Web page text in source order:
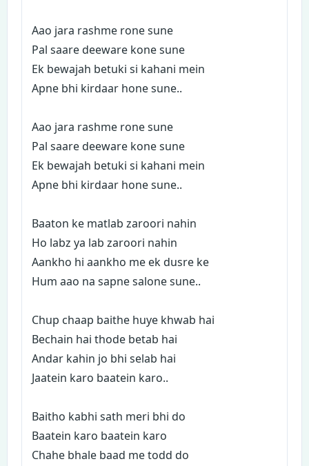
Aao jara rashme rone sune
Pal saare deeware kone sune
Ek bewajah betuki si kahani mein
Apne bhi kirdaar hone sune..
Aao jara rashme rone sune
Pal saare deeware kone sune
Ek bewajah betuki si kahani mein
Apne bhi kirdaar hone sune..
Baaton ke matlab zaroori nahin
Ho labz ya lab zaroori nahin
Aankho hi aankho me ek dusre ke
Hum aao na sapne salone sune..
Chup chaap baithe huye khwab hai
Bechain hai thode betab hai
Andar kahin jo bhi selab hai
Jaatein karo baatein karo..
Baitho kabhi sath meri bhi do
Baatein karo baatein karo
Chahe bhale baad me todd do